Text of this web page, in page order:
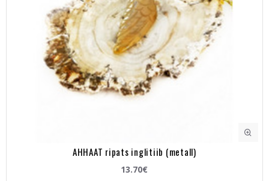
AHHAAT ripats inglitiib (metall)
13.70€